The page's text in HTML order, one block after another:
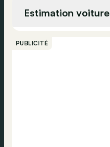
Estimation voiture
PUBLICITÉ